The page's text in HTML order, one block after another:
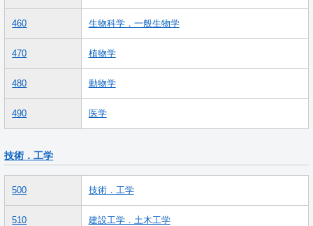
460 生物科学．一般生物学
470 植物学
480 動物学
490 医学
技術．工学
500 技術．工学
510 建設工学．土木工学